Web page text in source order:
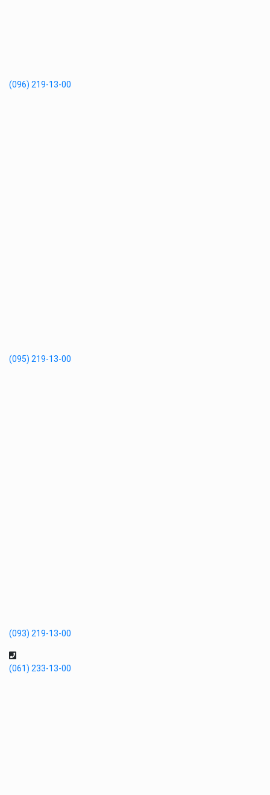
(096) 219-13-00
(095) 219-13-00
(093) 219-13-00
(061) 233-13-00